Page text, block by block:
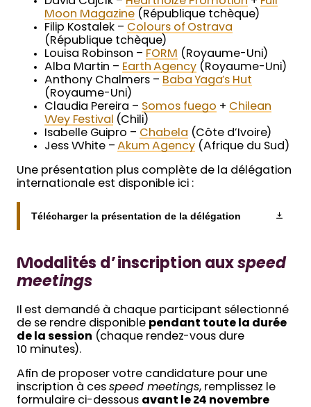
Moon Magazine (République tchèque)
Filip Kostalek – Colours of Ostrava
(République tchèque)
Louisa Robinson – FORM (Royaume-Uni)
Alba Martin – Earth Agency (Royaume-Uni)
Anthony Chalmers – Baba Yaga’s Hut
(Royaume-Uni)
Claudia Pereira – Somos fuego + Chilean
Wey Festival (Chili)
Isabelle Guipro – Chabela (Côte d’Ivoire)
Jess White – Akum Agency (Afrique du Sud)
Une présentation plus complète de la délégation
internationale est disponible ici :
Télécharger la présentation de la délégation
Modalités d’inscription aux speed
meetings
Il est demandé à chaque participant sélectionné
de se rendre disponible pendant toute la durée
de la session (chaque rendez-vous dure
10 minutes).
Afin de proposer votre candidature pour une
inscription à ces speed meetings, remplissez le
formulaire ci-dessous avant le 24 novembre